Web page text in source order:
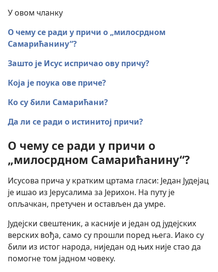
У овом чланку
О чему се ради у причи о „милосрдном
Самарићанину“?
Зашто је Исус испричао ову причу?
Која је поука ове приче?
Ко су били Самарићани?
Да ли се ради о истинитој причи?
О чему се ради у причи о
„милосрдном Самарићанину“?
Исусова прича у кратким цртама гласи: Један Јудејац
је ишао из Јерусалима за Јерихон. На путу је
опљачкан, претучен и остављен да умре.
Јудејски свештеник, а касније и један од јудејских
верских вођа, само су прошли поред њега. Иако су
били из истог народа, ниједан од њих није стао да
помогне том јадном човеку.